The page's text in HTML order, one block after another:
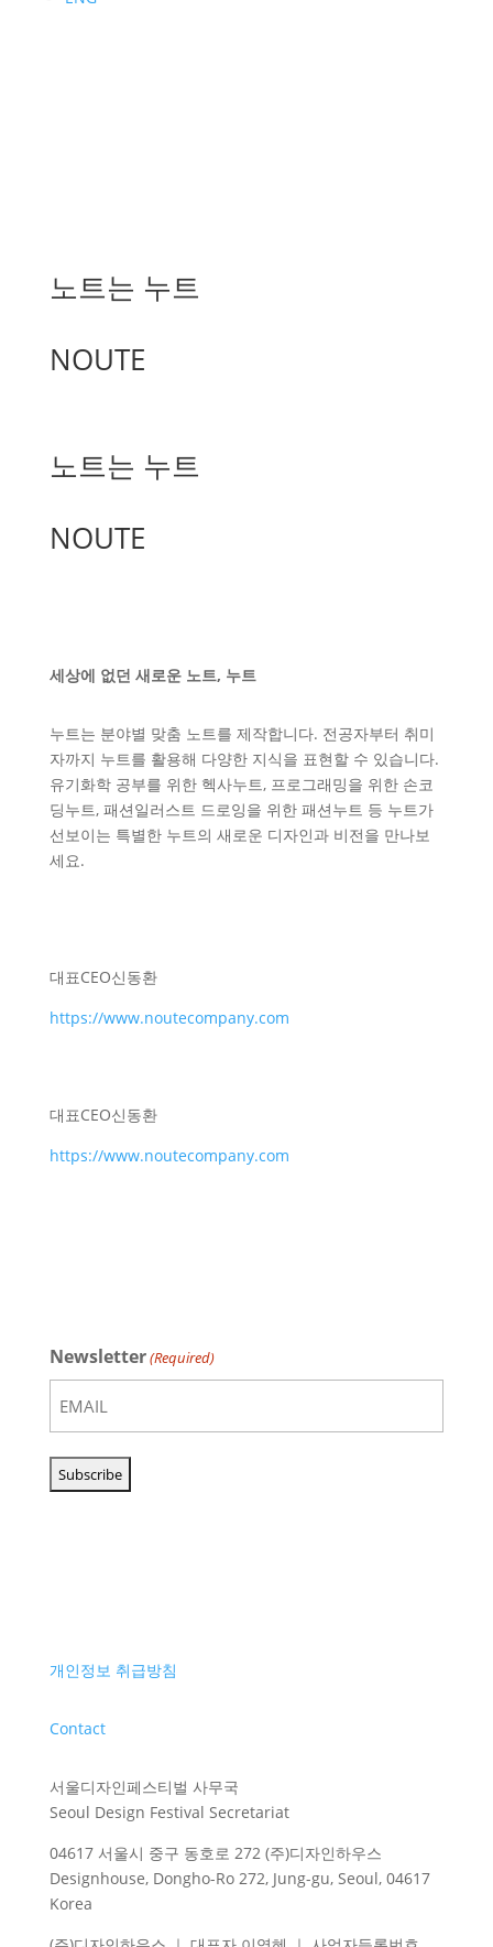
노트는 누트
NOUTE
노트는 누트
NOUTE
세상에 없던 새로운 노트, 누트
누트는 분야별 맞춤 노트를 제작합니다. 전공자부터 취미
자까지 누트를 활용해 다양한 지식을 표현할 수 있습니다.
유기화학 공부를 위한 헥사누트, 프로그래밍을 위한 손코
딩누트, 패션일러스트 드로잉을 위한 패션누트 등 누트가
선보이는 특별한 누트의 새로운 디자인과 비전을 만나보
세요.
대표CEO신동환
https://www.noutecompany.com
대표CEO신동환
https://www.noutecompany.com
Newsletter(Required)
개인정보 취급방침
Contact
서울디자인페스티벌 사무국
Seoul Design Festival Secretariat
04617 서울시 중구 동호로 272 (주)디자인하우스
Designhouse, Dongho-Ro 272, Jung-gu, Seoul, 04617
Korea